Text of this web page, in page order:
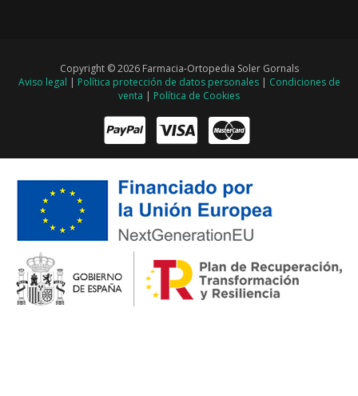
Copyright © 2026 Farmacia-Ortopedia Soler Gornals
Aviso legal | Política protección de datos personales| Condiciones de
venta | Política de Cookies